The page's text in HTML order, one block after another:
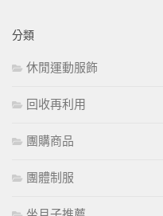
分類
休閒運動服飾
回收再利用
團購商品
團體制服